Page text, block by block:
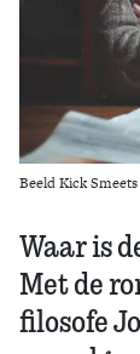
Beeld Kick
Waar is
Met de
filosofe